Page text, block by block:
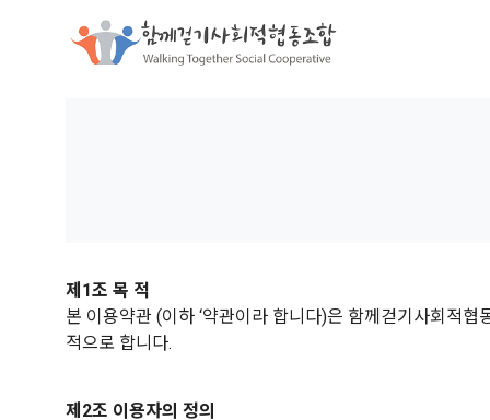
제1조 목 적
본 이용약관 (이하 ‘약관이라 합니다)은 함께걷기사회적
적으로 합니다.
제2조 이용자의 정의